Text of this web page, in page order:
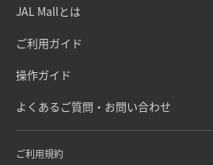
JAL Mallとは
ご利用ガイド
操作ガイド
よくあるご質問・お問い合わせ
ご利用規約